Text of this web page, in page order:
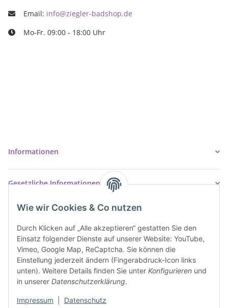
Wie wir Cookies & Co nutzen
Durch Klicken auf „Alle akzeptieren“ gestatten Sie den
Einsatz folgender Dienste auf unserer Website: YouTube,
Vimeo, Google Map, ReCaptcha. Sie können die
Einstellung jederzeit ändern (Fingerabdruck-Icon links
unten). Weitere Details finden Sie unter Konfigurieren und
in unserer Datenschutzerklärung.
Impressum Datenschutz
Email: info@ziegler-badshop.de
Mo-Fr. 09:00 - 18:00 Uhr
Informationen
Gesetzliche Informationen